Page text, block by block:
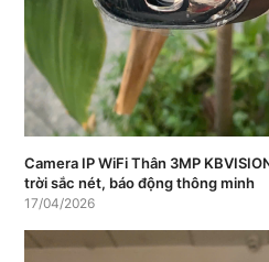
Camera IP WiFi Thân 3MP
trời sắc nét, báo động thông minh
17/04/2026